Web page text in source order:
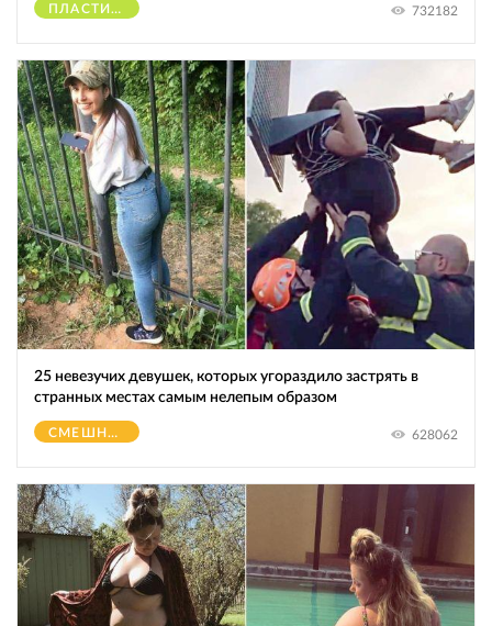
ПЛАСТИЧЕСКИЕ ОПЕРАЦИИ 732182
25 невезучих девушек, которых угораздило застрять в
странных местах самым нелепым образом
СМЕШНОЕ 628062